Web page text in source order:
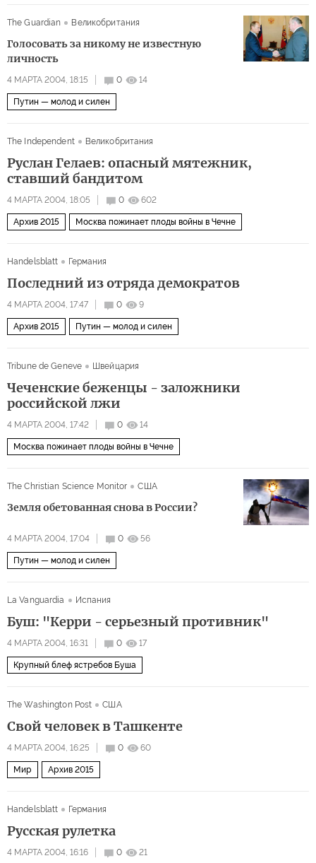
The Guardian Великобритания
Голосовать за никому не известную
личность
4 МАРТА 2004, 18:15 0 14
Путин — молод и силен
The Independent Великобритания
Руслан Гелаев: опасный мятежник,
ставший бандитом
4 МАРТА 2004, 18:05 0 602
Архив 2015 Москва пожинает плоды войны в Чечне
Handelsblatt Германия
Последний из отряда демократов
4 МАРТА 2004, 17:47 0 9
Архив 2015 Путин — молод и силен
Tribune de Geneve Швейцария
Чеченские беженцы - заложники
российской лжи
4 МАРТА 2004, 17:42 0 14
Москва пожинает плоды войны в Чечне
The Christian Science Monitor США
Земля обетованная снова в России?
4 МАРТА 2004, 17:04 0 56
Путин — молод и силен
La Vanguardia Испания
Буш: "Керри - серьезный противник"
4 МАРТА 2004, 16:31 0 17
Крупный блеф ястребов Буша
The Washington Post США
Свой человек в Ташкенте
4 МАРТА 2004, 16:25 0 60
Мир Архив 2015
Handelsblatt Германия
Русская рулетка
4 МАРТА 2004, 16:16 0 21